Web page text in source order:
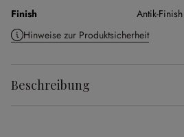
Finish
Antik-Finish
Hinweise zur Produktsicherheit
Beschreibung